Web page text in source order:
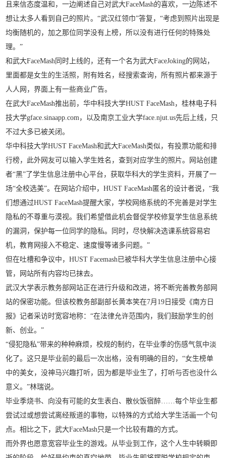
且来信态度温和，一边阐述自己对武大FaceMash的喜欢，一边陈述不
想让太多人看到自己的照片。“武汉红领巾”答复，“考虑到照片出现是
均衡随机的，加之那位同学没有上榜，所以没有进行任何的特殊处
理。”
和武大FaceMash同时上线的，还有一个名为武大FaceJoking的网站，
里面都是女生的生活照，附有姓名，经搜索查询，所有照片都来源于
人人网，界面上有一些商业广告。
在武大FaceMash推出前，华中科技大学HUST FaceMash，桂林电子科
技大学gface.sinaapp.com，以及南京工业大学face.njut.us先后上线，只
不过大多已被关闭。
华中科技大学HUST FaceMash和武大FaceMash类似，有投票功能和排
行榜，此外网友可以输入学生姓名，查到对应学生的照片。网站创建
者“黑”了学生信息注册中心平台，获取华科大的学生资料，开展了一
场“全校选美”。在网站介绍中，HUST FaceMash匿名的设计者说，“我
们想通过HUST FaceMash提醒大家，学校网络系统的不完善是对学生
隐私的不尊重与漠视。我们希望借此机会督促学校修复学生信息系统
的漏洞，保护每一位同学的隐私。同时，尽快解决选课系统容易宕
机，教育网接入不稳定、速度慢等诸多问题。”
但在吐槽和争议中，HUST Facemash已被华科大学生信息注册中心接
管，网站所有内容均已抹去。
武汉大学表示教务部网站正在进行升级和改进，将不断完善教务部网
站的保密功能。但该校教务部副部长黄本笑在7月19日接受《南方日
报》记者采访时宽容地称：“在法律允许范围内，我们鼓励学生的创
新、创业。”
“侵犯隐私”带来的种种麻烦，校规的制约，在毕业季的伤感气氛中淡
化了。这只是毕业前的最后一次出格，没有明确的目的，“女生榜单
中的美女，没神马兴趣打听，因为都是毕业生了，打听与否也没什么
意义。”林瑞说。
毕业季烧书、向没有可能的女生表白、散伙饭宿醉……每个毕业生都
尝试过或想尝试离经叛道的事物，以特殊的方式给大学生活画一个句
点。相比之下，武大FaceMash只是一个比较有趣的方式。
而外界也愿意宽容毕业生的游戏。从毕业到工作，这个人生中转瞬即